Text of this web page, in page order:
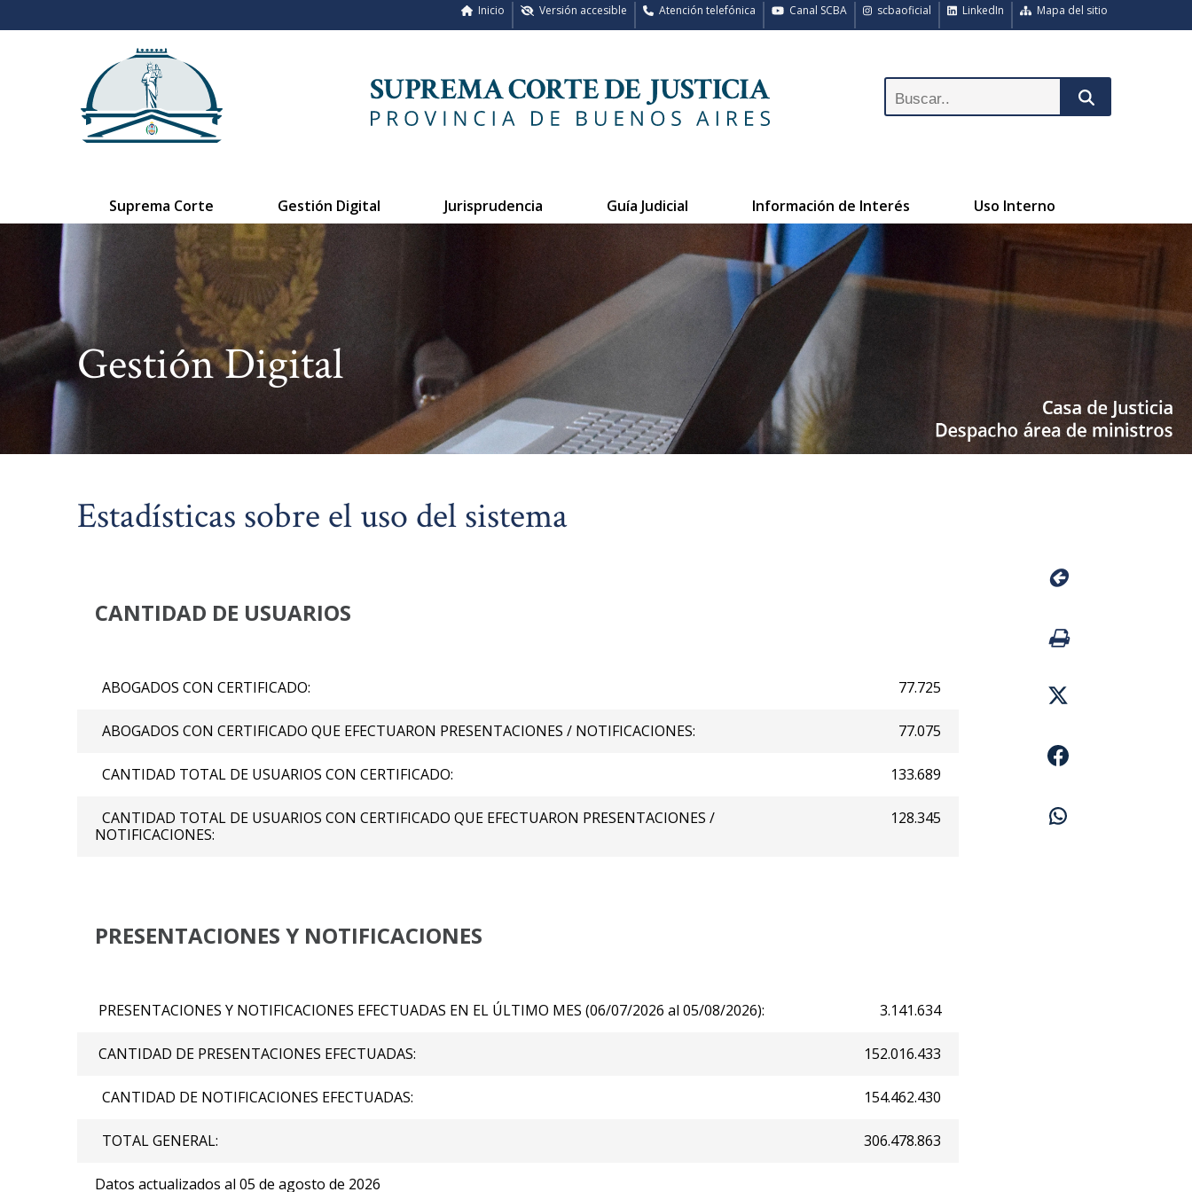
Mapa del sitio
LinkedIn
scbaoficial
Canal SCBA
Atención telefónica
Versión accesible
Inicio
Suprema Corte Gestión Digital Jurisprudencia Guía Judicial Información de Interés Uso Interno
Gestión Digital
Estadísticas sobre el uso del sistema
CANTIDAD DE USUARIOS
ABOGADOS CON CERTIFICADO: 77.725
ABOGADOS CON CERTIFICADO QUE EFECTUARON PRESENTACIONES / NOTIFICACIONES: 77.075
CANTIDAD TOTAL DE USUARIOS CON CERTIFICADO: 133.689
CANTIDAD TOTAL DE USUARIOS CON CERTIFICADO QUE EFECTUARON PRESENTACIONES /
NOTIFICACIONES:
128.345
PRESENTACIONES Y NOTIFICACIONES
PRESENTACIONES Y NOTIFICACIONES EFECTUADAS EN EL ÚLTIMO MES (06/07/2026 al 05/08/2026): 3.141.634
CANTIDAD DE PRESENTACIONES EFECTUADAS: 152.016.433
CANTIDAD DE NOTIFICACIONES EFECTUADAS: 154.462.430
TOTAL GENERAL: 306.478.863
Datos actualizados al 05 de agosto de 2026